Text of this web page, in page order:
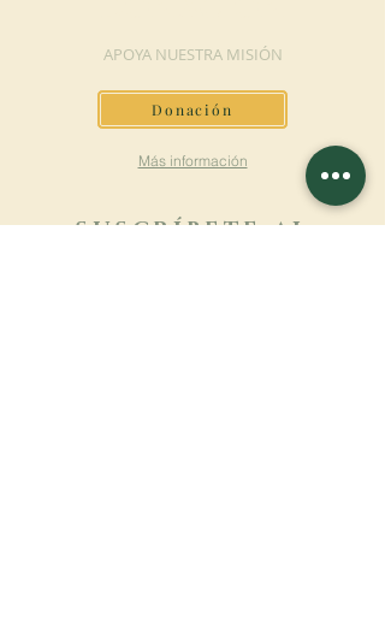
APOYA NUESTRA MISIÓN
Donación
Más información
SUSCRÍBETE AL